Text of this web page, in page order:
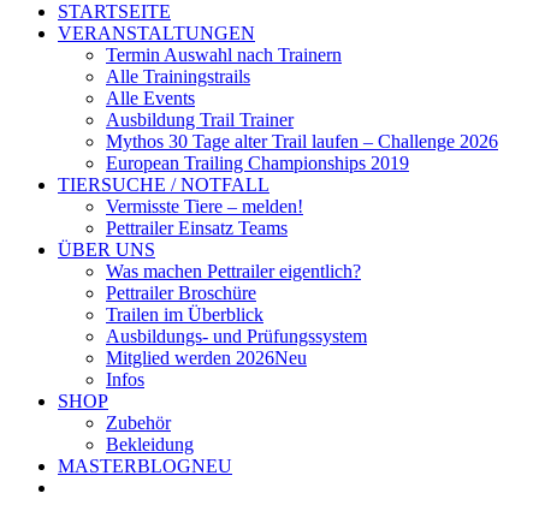
STARTSEITE
VERANSTALTUNGEN
Termin Auswahl nach Trainern
Alle Trainingstrails
Alle Events
Ausbildung Trail Trainer
Mythos 30 Tage alter Trail laufen – Challenge 2026
European Trailing Championships 2019
TIERSUCHE / NOTFALL
Vermisste Tiere – melden!
Pettrailer Einsatz Teams
ÜBER UNS
Was machen Pettrailer eigentlich?
Pettrailer Broschüre
Trailen im Überblick
Ausbildungs- und Prüfungssystem
Mitglied werden 2026Neu
Infos
SHOP
Zubehör
Bekleidung
MASTERBLOGNEU